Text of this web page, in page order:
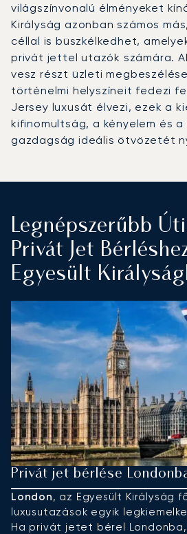
világszínvonalú élményeket
Királyság azonban számos
céllal is büszkélkedhet,
privát jettel utazók számára.
vesz részt üzleti
történelmi helyszíneit fedezi
Jersey luxusát élvezi, ezek a
kifinomultság, a kényelem és a
gazdagság ideális ötvözetét
Legnépszerűbb
Privát Jet
Egyesült
Privát jet bérlése
London, az Egyesült Királyság
luxusutazások egyik
Ha privát jetet bérel